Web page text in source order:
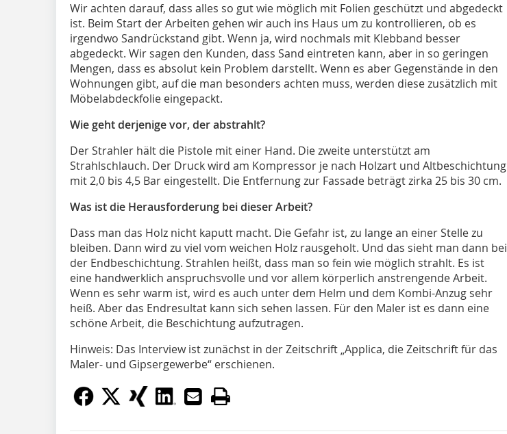
Wir achten darauf, dass alles so gut wie möglich mit Folien geschützt und abgedeckt
ist. Beim Start der Arbeiten gehen wir auch ins Haus um zu kontrollieren, ob es
irgendwo Sandrückstand gibt. Wenn ja, wird nochmals mit Klebband besser
abgedeckt. Wir sagen den Kunden, dass Sand eintreten kann, aber in so geringen
Mengen, dass es absolut kein Problem darstellt. Wenn es aber Gegenstände in den
Wohnungen gibt, auf die man besonders achten muss, werden diese zusätzlich mit
Möbelabdeckfolie eingepackt.
Wie geht derjenige vor, der abstrahlt?
Der Strahler hält die Pistole mit einer Hand. Die zweite unterstützt am
Strahlschlauch. Der Druck wird am Kompressor je nach Holzart und Altbeschichtung
mit 2,0 bis 4,5 Bar eingestellt. Die Entfernung zur Fassade beträgt zirka 25 bis 30 cm.
Was ist die Herausforderung bei dieser Arbeit?
Dass man das Holz nicht kaputt macht. Die Gefahr ist, zu lange an einer Stelle zu
bleiben. Dann wird zu viel vom weichen Holz rausgeholt. Und das sieht man dann bei
der Endbeschichtung. Strahlen heißt, dass man so fein wie möglich strahlt. Es ist
eine handwerklich anspruchsvolle und vor allem körperlich anstrengende Arbeit.
Wenn es sehr warm ist, wird es auch unter dem Helm und dem Kombi-Anzug sehr
heiß. Aber das Endresultat kann sich sehen lassen. Für den Maler ist es dann eine
schöne Arbeit, die Beschichtung aufzutragen.
Hinweis: Das Interview ist zunächst in der Zeitschrift „Applica, die Zeitschrift für das
Maler- und Gipsergewerbe“ erschienen.